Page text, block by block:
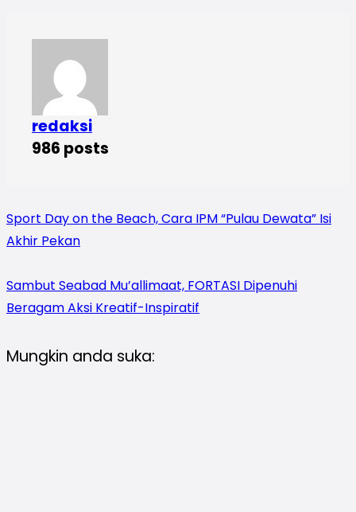
redaksi
986 posts
Sport Day on the Beach, Cara IPM “Pulau Dewata” Isi
Akhir Pekan
Sambut Seabad Mu’allimaat, FORTASI Dipenuhi
Beragam Aksi Kreatif-Inspiratif
Mungkin anda suka: